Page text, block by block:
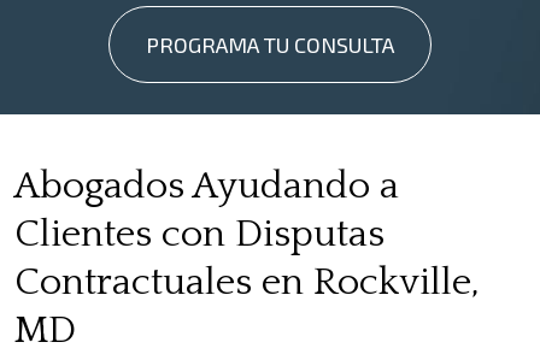
PROGRAMA TU CONSULTA
Abogados Ayudando a
Clientes con Disputas
Contractuales en Rockville,
MD